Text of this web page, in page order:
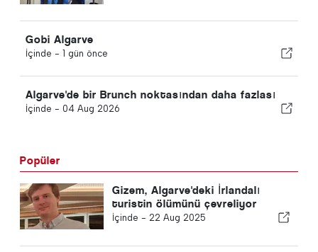
Gobi Algarve
İçinde - 1 gün önce
Algarve'de bir Brunch noktasından daha fazlası
İçinde - 04 Aug 2026
Popüler
Gizem, Algarve'deki İrlandalı
turistin ölümünü çevreliyor
İçinde - 22 Aug 2025